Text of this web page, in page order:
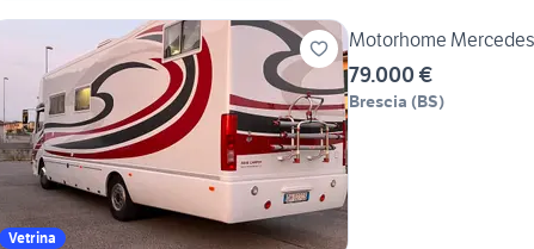
Vetrina
Motorhome
79.000 €
Brescia (BS)